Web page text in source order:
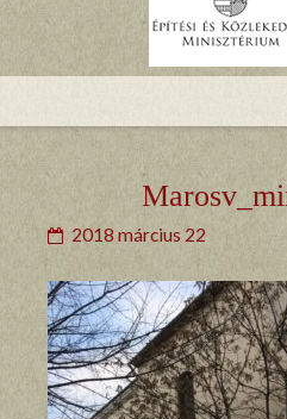
2018 március 22